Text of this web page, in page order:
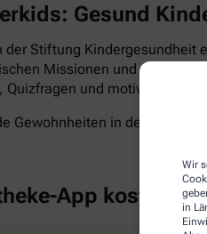
Wir
in
Gesund
der Stiftung Kindergesundheit
Missionen und
Quizfragen und motivierende
Gewohnheiten in den Alltag
App kostenlos